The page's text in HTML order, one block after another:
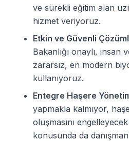
ve sürekli eğitim alan
hizmet veriyoruz.
Etkin ve Güvenli
Bakanlığı onaylı, insan
zararsız, en modern
kullanıyoruz.
Entegre Haşere
yapmakla kalmıyor,
oluşmasını
konusunda da